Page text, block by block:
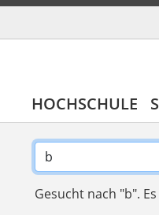
HOCHSCHULE
Gesucht nach "b".